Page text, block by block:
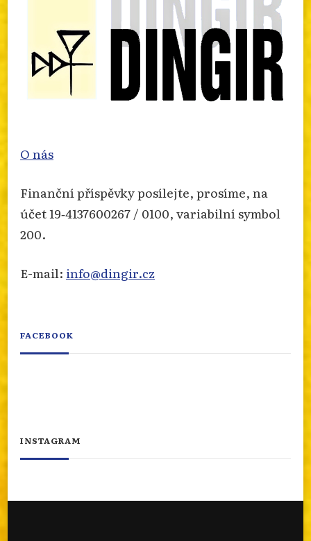
O nás
Finanční příspěvky posílejte, prosíme, na
účet 19‐4137600267 / 0100, variabilní symbol
200.
E-mail: info@dingir.cz
FACEBOOK
INSTAGRAM